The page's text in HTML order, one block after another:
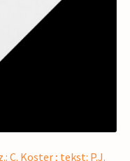
C. Koster ; tekst: P.J.